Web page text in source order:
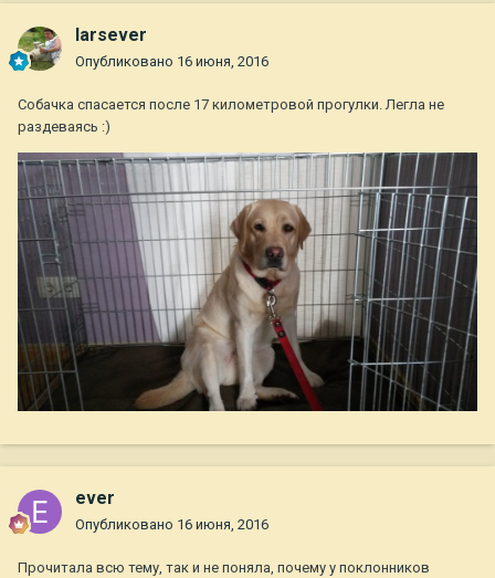
larsever
Опубликовано 16 июня, 2016
Собачка спасается после 17 километровой прогулки. Легла не
раздеваясь :)
ever
Опубликовано 16 июня, 2016
Прочитала всю тему, так и не поняла, почему у поклонников